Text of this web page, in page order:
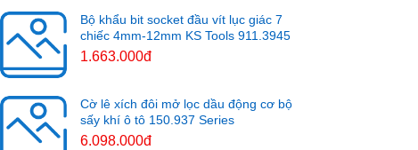
Bộ khẩu bit socket đầu vít lục giác 7
chiếc 4mm-12mm KS Tools 911.3945
1.663.000đ
Cờ lê xích đôi mở lọc dầu động cơ bộ
sấy khí ô tô 150.937 Series
6.098.000đ